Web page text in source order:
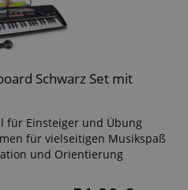
Schwarz Set mit
für Einsteiger und Übung
für vielseitigen Musikspaß
und Orientierung
Notenhalter
Spielen